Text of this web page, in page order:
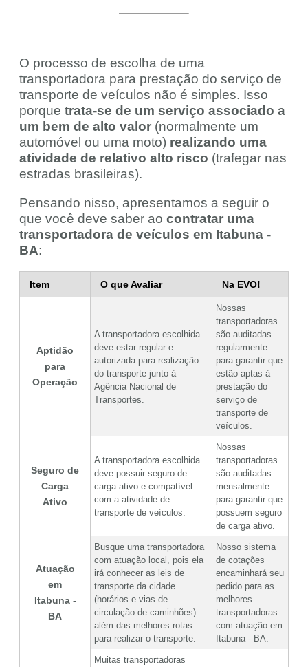
O processo de escolha de uma
transportadora para prestação do serviço de
transporte de veículos não é simples. Isso
porque trata-se de um serviço associado a
um bem de alto valor (normalmente um
automóvel ou uma moto) realizando uma
atividade de relativo alto risco (trafegar nas
estradas brasileiras).
Pensando nisso, apresentamos a seguir o
que você deve saber ao contratar uma
transportadora de veículos em Itabuna -
BA:
Item O que Avaliar Na EVO!
Aptidão
para
Operação
A transportadora escolhida
deve estar regular e
autorizada para realização
do transporte junto à
Agência Nacional de
Transportes.
Nossas
transportadoras
são auditadas
regularmente
para garantir que
estão aptas à
prestação do
serviço de
transporte de
veículos.
Seguro de
Carga
Ativo
A transportadora escolhida
deve possuir seguro de
carga ativo e compatível
com a atividade de
transporte de veículos.
Nossas
transportadoras
são auditadas
mensalmente
para garantir que
possuem seguro
de carga ativo.
Atuação
em
Itabuna -
BA
Busque uma transportadora
com atuação local, pois ela
irá conhecer as leis de
transporte da cidade
(horários e vias de
circulação de caminhões)
além das melhores rotas
para realizar o transporte.
Nosso sistema
de cotações
encaminhará seu
pedido para as
melhores
transportadoras
com atuação em
Itabuna - BA.
Muitas transportadoras